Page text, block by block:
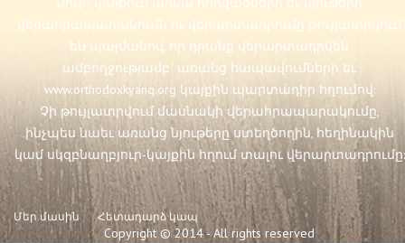
վերահրապարակումն ու վերարտադրումը թույլատրվում
են պայմանով, որ դրանք վերարտադրվեն
ամբողջությամբ` առանց հապավումների եւ
www.orthodoxkyanq.org կայքին պարտադիր հղումով:
Չի թույլատրվում մասնակի վերահրապարակումը,
ինչպես նաեւ առանց նյութերը ստեղծողին, հեղինակին
կամ սկզբնաղբյուր-կայքին հղում տալու վերարտադրումը:
Մեր մասին Հետադարձ կապ
Copyright © 2014 - All rights reserved